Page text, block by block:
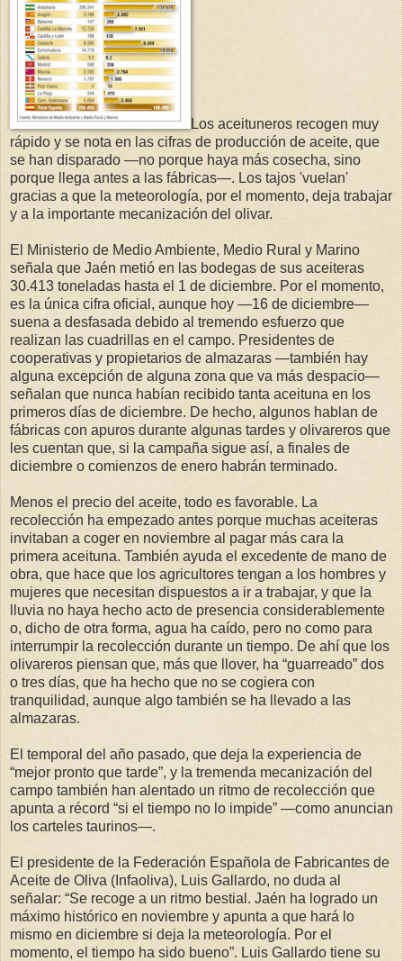
Los aceituneros recogen muy
rápido y se nota en las cifras de producción de aceite, que
se han disparado —no porque haya más cosecha, sino
porque llega antes a las fábricas—. Los tajos 'vuelan'
gracias a que la meteorología, por el momento, deja trabajar
y a la importante mecanización del olivar.
El Ministerio de Medio Ambiente, Medio Rural y Marino
señala que Jaén metió en las bodegas de sus aceiteras
30.413 toneladas hasta el 1 de diciembre. Por el momento,
es la única cifra oficial, aunque hoy —16 de diciembre—
suena a desfasada debido al tremendo esfuerzo que
realizan las cuadrillas en el campo. Presidentes de
cooperativas y propietarios de almazaras —también hay
alguna excepción de alguna zona que va más despacio—
señalan que nunca habían recibido tanta aceituna en los
primeros días de diciembre. De hecho, algunos hablan de
fábricas con apuros durante algunas tardes y olivareros que
les cuentan que, si la campaña sigue así, a finales de
diciembre o comienzos de enero habrán terminado.
Menos el precio del aceite, todo es favorable. La
recolección ha empezado antes porque muchas aceiteras
invitaban a coger en noviembre al pagar más cara la
primera aceituna. También ayuda el excedente de mano de
obra, que hace que los agricultores tengan a los hombres y
mujeres que necesitan dispuestos a ir a trabajar, y que la
lluvia no haya hecho acto de presencia considerablemente
o, dicho de otra forma, agua ha caído, pero no como para
interrumpir la recolección durante un tiempo. De ahí que los
olivareros piensan que, más que llover, ha “guarreado” dos
o tres días, que ha hecho que no se cogiera con
tranquilidad, aunque algo también se ha llevado a las
almazaras.
El temporal del año pasado, que deja la experiencia de
“mejor pronto que tarde”, y la tremenda mecanización del
campo también han alentado un ritmo de recolección que
apunta a récord “si el tiempo no lo impide” —como anuncian
los carteles taurinos—.
El presidente de la Federación Española de Fabricantes de
Aceite de Oliva (Infaoliva), Luis Gallardo, no duda al
señalar: “Se recoge a un ritmo bestial. Jaén ha logrado un
máximo histórico en noviembre y apunta a que hará lo
mismo en diciembre si deja la meteorología. Por el
momento, el tiempo ha sido bueno”. Luis Gallardo tiene su